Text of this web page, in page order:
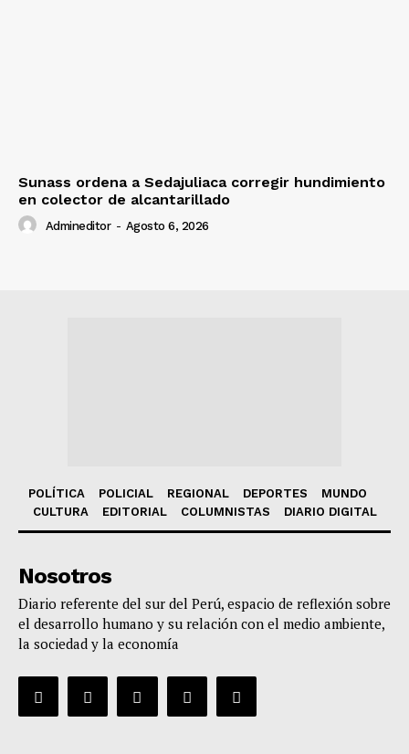
Sunass ordena a Sedajuliaca corregir hundimiento
en colector de alcantarillado
Admineditor - Agosto 6, 2026
POLÍTICA POLICIAL REGIONAL DEPORTES
MUNDO
CULTURA
EDITORIAL COLUMNISTAS DIARIO DIGITAL
Nosotros
Diario referente del sur del Perú, espacio de reflexión sobre
el desarrollo humano y su relación con el medio ambiente,
la sociedad y la economía